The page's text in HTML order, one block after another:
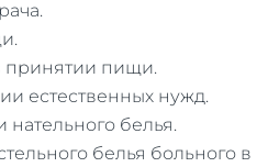
пищи.
естественных нужд.
белья.
белья больного в